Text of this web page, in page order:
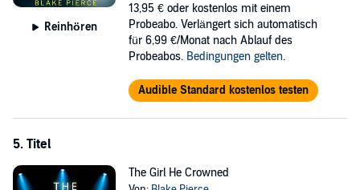
Reinhören
13,95 € oder kostenlos mit einem
Probeabo. Verlängert sich automatisch
für 6,99 €/Monat nach Ablauf des
Probeabos. Bedingungen gelten.
Audible Standard kostenlos testen
5. Titel
The Girl He Crowned